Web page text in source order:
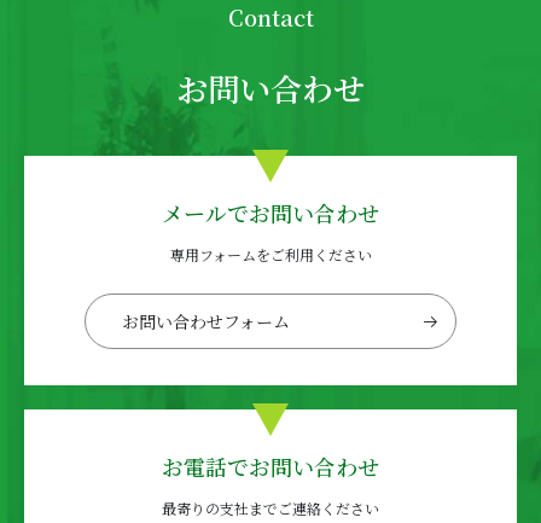
Contact
お問い合わせ
メールでお問い合わせ
専用フォームをご利用ください
お問い合わせフォーム
お電話でお問い合わせ
最寄りの支社までご連絡ください